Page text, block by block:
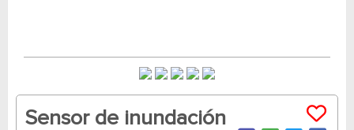
Sensor de inundación